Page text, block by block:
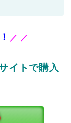
／ ／
イトで購入